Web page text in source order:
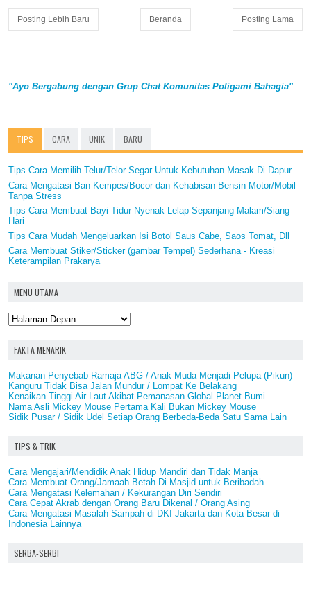
Posting Lebih Baru Posting Lama
Beranda
"Ayo Bergabung dengan Grup Chat Komunitas Poligami Bahagia"
TIPS CARA UNIK BARU
Tips Cara Memilih Telur/Telor Segar Untuk Kebutuhan Masak Di Dapur
Cara Mengatasi Ban Kempes/Bocor dan Kehabisan Bensin Motor/Mobil
Tanpa Stress
Tips Cara Membuat Bayi Tidur Nyenak Lelap Sepanjang Malam/Siang
Hari
Tips Cara Mudah Mengeluarkan Isi Botol Saus Cabe, Saos Tomat, Dll
Cara Membuat Stiker/Sticker (gambar Tempel) Sederhana - Kreasi
Keterampilan Prakarya
MENU UTAMA
FAKTA MENARIK
Makanan Penyebab Ramaja ABG / Anak Muda Menjadi Pelupa (Pikun)
Kanguru Tidak Bisa Jalan Mundur / Lompat Ke Belakang
Kenaikan Tinggi Air Laut Akibat Pemanasan Global Planet Bumi
Nama Asli Mickey Mouse Pertama Kali Bukan Mickey Mouse
Sidik Pusar / Sidik Udel Setiap Orang Berbeda-Beda Satu Sama Lain
TIPS & TRIK
Cara Mengajari/Mendidik Anak Hidup Mandiri dan Tidak Manja
Cara Membuat Orang/Jamaah Betah Di Masjid untuk Beribadah
Cara Mengatasi Kelemahan / Kekurangan Diri Sendiri
Cara Cepat Akrab dengan Orang Baru Dikenal / Orang Asing
Cara Mengatasi Masalah Sampah di DKI Jakarta dan Kota Besar di
Indonesia Lainnya
SERBA-SERBI